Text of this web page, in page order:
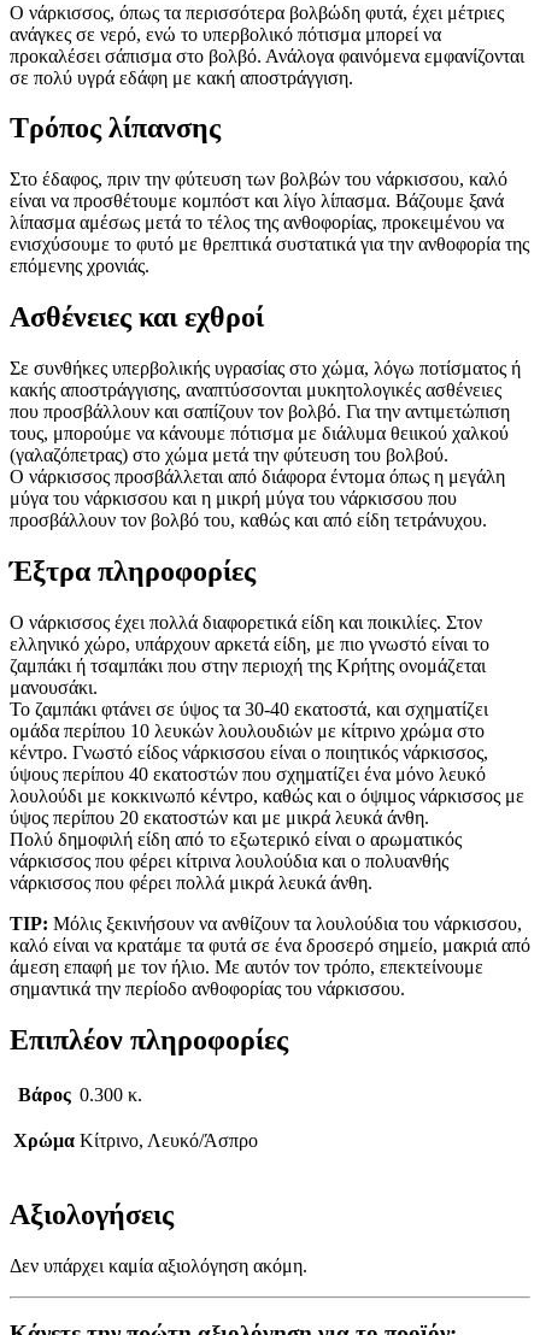
Ο νάρκισσος, όπως τα περισσότερα βολβώδη φυτά, έχει μέτριες
ανάγκες σε νερό, ενώ το υπερβολικό πότισμα μπορεί να
προκαλέσει σάπισμα στο βολβό. Ανάλογα φαινόμενα εμφανίζονται
σε πολύ υγρά εδάφη με κακή αποστράγγιση.
Τρόπος λίπανσης
Στο έδαφος, πριν την φύτευση των βολβών του νάρκισσου, καλό
είναι να προσθέτουμε κομπόστ και λίγο λίπασμα. Βάζουμε ξανά
λίπασμα αμέσως μετά το τέλος της ανθοφορίας, προκειμένου να
ενισχύσουμε το φυτό με θρεπτικά συστατικά για την ανθοφορία της
επόμενης χρονιάς.
Ασθένειες και εχθροί
Σε συνθήκες υπερβολικής υγρασίας στο χώμα, λόγω ποτίσματος ή
κακής αποστράγγισης, αναπτύσσονται μυκητολογικές ασθένειες
που προσβάλλουν και σαπίζουν τον βολβό. Για την αντιμετώπιση
τους, μπορούμε να κάνουμε πότισμα με διάλυμα θειικού χαλκού
(γαλαζόπετρας) στο χώμα μετά την φύτευση του βολβού.
Ο νάρκισσος προσβάλλεται από διάφορα έντομα όπως η μεγάλη
μύγα του νάρκισσου και η μικρή μύγα του νάρκισσου που
προσβάλλουν τον βολβό του, καθώς και από είδη τετράνυχου.
Έξτρα πληροφορίες
Ο νάρκισσος έχει πολλά διαφορετικά είδη και ποικιλίες. Στον
ελληνικό χώρο, υπάρχουν αρκετά είδη, με πιο γνωστό είναι το
ζαμπάκι ή τσαμπάκι που στην περιοχή της Κρήτης ονομάζεται
μανουσάκι.
Το ζαμπάκι φτάνει σε ύψος τα 30-40 εκατοστά, και σχηματίζει
ομάδα περίπου 10 λευκών λουλουδιών με κίτρινο χρώμα στο
κέντρο. Γνωστό είδος νάρκισσου είναι ο ποιητικός νάρκισσος,
ύψους περίπου 40 εκατοστών που σχηματίζει ένα μόνο λευκό
λουλούδι με κοκκινωπό κέντρο, καθώς και ο όψιμος νάρκισσος με
ύψος περίπου 20 εκατοστών και με μικρά λευκά άνθη.
Πολύ δημοφιλή είδη από το εξωτερικό είναι ο αρωματικός
νάρκισσος που φέρει κίτρινα λουλούδια και ο πολυανθής
νάρκισσος που φέρει πολλά μικρά λευκά άνθη.
TIP: Μόλις ξεκινήσουν να ανθίζουν τα λουλούδια του νάρκισσου,
καλό είναι να κρατάμε τα φυτά σε ένα δροσερό σημείο, μακριά από
άμεση επαφή με τον ήλιο. Με αυτόν τον τρόπο, επεκτείνουμε
σημαντικά την περίοδο ανθοφορίας του νάρκισσου.
Επιπλέον πληροφορίες
Βάρος 0.300 κ.
Χρώμα Κίτρινο, Λευκό/Άσπρο
Αξιολογήσεις
Δεν υπάρχει καμία αξιολόγηση ακόμη.